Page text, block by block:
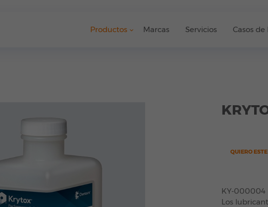
Productos Marcas Servicios Casos de
QUIERO
KY-000004
Los